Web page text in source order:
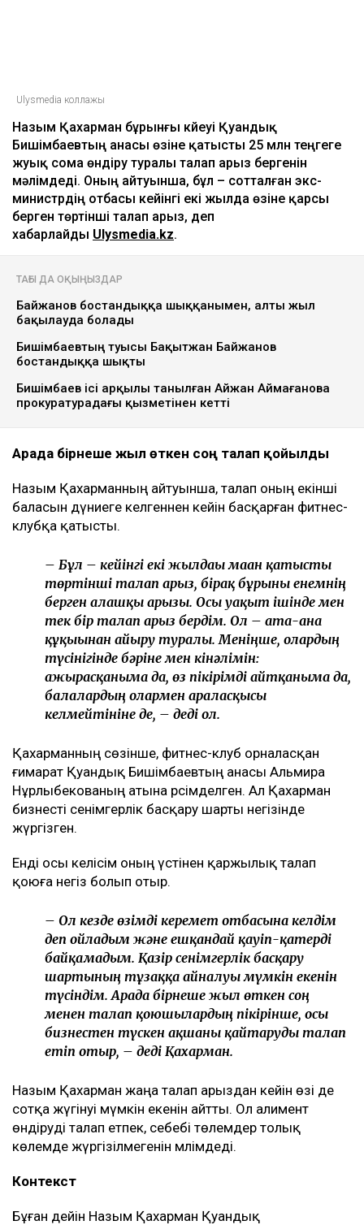
Ulysmedia коллажы
Назым Қахарман бұрынғы күйеуі Қуандық
Бишімбаевтың анасы өзіне қатысты 25 млн теңгеге
жуық сома өндіру туралы талап арыз бергенін
мәлімдеді. Оның айтуынша, бұл – сотталған экс-
министрдің отбасы кейінгі екі жылда өзіне қарсы
берген төртінші талап арыз, деп
хабарлайды Ulysmedia.kz.
ТАҒЫ ДА ОҚЫҢЫЗДАР
Байжанов бостандыққа шыққанымен, алты жыл
бақылауда болады
Бишімбаевтың туысы Бақытжан Байжанов
бостандыққа шықты
Бишімбаев ісі арқылы танылған Айжан Аймағанова
прокуратурадағы қызметінен кетті
Арада бірнеше жыл өткен соң талап қойылды
Назым Қахарманның айтуынша, талап оның екінші
баласын дүниеге әкелгеннен кейін басқарған фитнес-
клубқа қатысты.
– Бұл – кейінгі екі жылдағы маған қатысты
төртінші талап арыз, бірақ бұрынғы енемнің
берген алғашқы арызы. Осы уақыт ішінде мен
тек бір талап арыз бердім. Ол – ата-ана
құқығынан айыру туралы. Меніңше, олардың
түсінігінде бәріне мен кінәлімін:
ажырасқаныма да, өз пікірімді айтқаныма да,
балалардың олармен араласқысы
келмейтініне де, – деді ол.
Қахарманның сөзінше, фитнес-клуб орналасқан
ғимарат Қуандық Бишімбаевтың анасы Альмира
Нұрлыбекованың атына рәсімделген. Ал Қахарман
бизнесті сенімгерлік басқару шарты негізінде
жүргізген.
Енді осы келісім оның үстінен қаржылық талап
қоюға негіз болып отыр.
– Ол кезде өзімді керемет отбасына келдім
деп ойладым және ешқандай қауіп-қатерді
байқамадым. Қазір сенімгерлік басқару
шартының тұзаққа айналуы мүмкін екенін
түсіндім. Арада бірнеше жыл өткен соң
менен талап қоюшылардың пікірінше, осы
бизнестен түскен ақшаны қайтаруды талап
етіп отыр, – деді Қахарман.
Назым Қахарман жаңа талап арыздан кейін өзі де
сотқа жүгінуі мүмкін екенін айтты. Ол алимент
өндіруді талап етпек, себебі төлемдер толық
көлемде жүргізілмегенін мәлімдеді.
Контекст
Бұған дейін Назым Қахарман Қуандық